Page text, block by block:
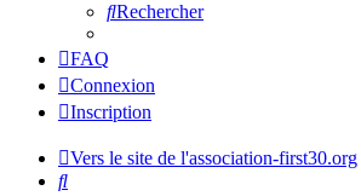
Rechercher
FAQ
Connexion
Inscription
Vers le site de l'association-first30.org
Rechercher